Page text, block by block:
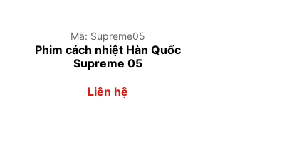
Mã: Supreme05
Phim cách nhiệt Hàn Quốc
Supreme 05
Liên hệ